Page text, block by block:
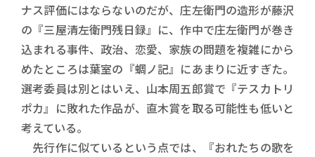
ナス評価にはならないのだが、庄左衛門の造形が藤沢
の『三屋清左衛門残日録』に、作中で庄左衛門が巻き
込まれる事件、政治、恋愛、家族の問題を複雑にから
めたところは葉室の『蜩ノ記』にあまりに近すぎた。
選考委員は別とはいえ、山本周五郎賞で『テスカトリ
ポカ』に敗れた作品が、直木賞を取る可能性も低いと
考えている。
先行作に似ているという点では、『おれたちの歌を